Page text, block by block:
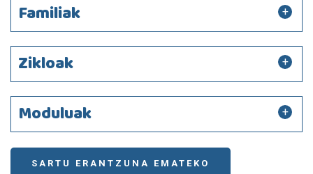
Familiak
Zikloak
Moduluak
SARTU ERANTZUNA EMATEKO